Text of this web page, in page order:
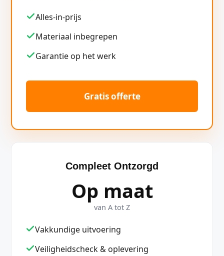
Alles-in-prijs
Materiaal inbegrepen
Garantie op het werk
Gratis offerte
Compleet Ontzorgd
Op maat
van A tot Z
Vakkundige uitvoering
Veiligheidscheck & oplevering